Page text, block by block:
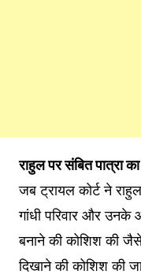
राहुल पर संबित पात्रा
जब ट्रायल कोर्ट ने
गांधी परिवार और उनके
बनाने की कोशिश की
दिखाने की कोशिश की